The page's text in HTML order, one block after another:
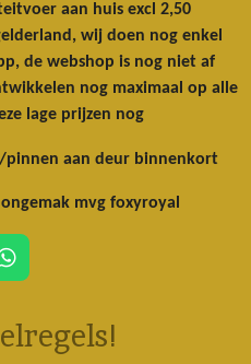
aan huis excl 2,50
wij doen nog enkel
de webshop is nog niet af
nog maximaal op alle
lage prijzen nog
aan deur binnenkort
mvg foxyroyal
W
h
t
s